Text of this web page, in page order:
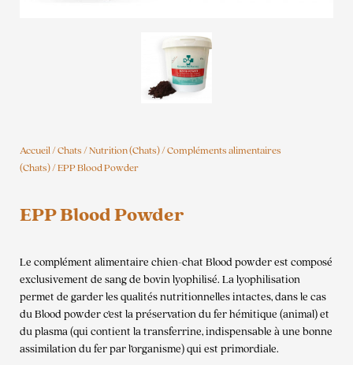
Accueil/Chats/Nutrition (Chats)/Compléments alimentaires
(Chats)/ EPP Blood Powder
EPP Blood Powder
Le complément alimentaire chien-chat Blood powder est composé
exclusivement de sang de bovin lyophilisé. La lyophilisation
permet de garder les qualités nutritionnelles intactes, dans le cas
du Blood powder c’est la préservation du fer hémitique (animal) et
du plasma (qui contient la transferrine, indispensable à une bonne
assimilation du fer par l’organisme) qui est primordiale.